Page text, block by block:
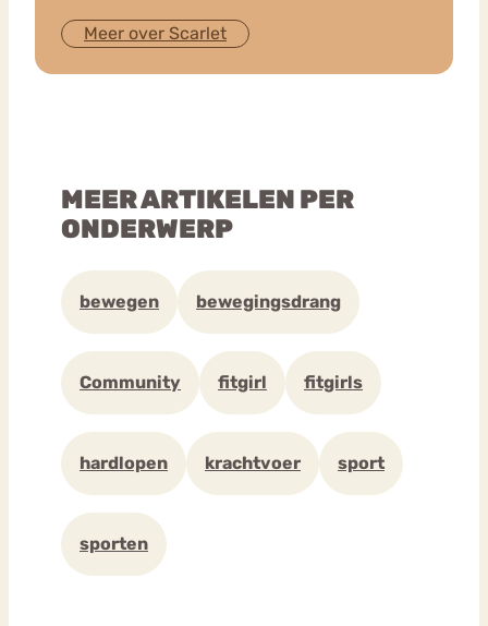
Meer over Scarlet
MEER ARTIKELEN PER
ONDERWERP
bewegen bewegingsdrang
Community fitgirl fitgirls
hardlopen krachtvoer sport
sporten